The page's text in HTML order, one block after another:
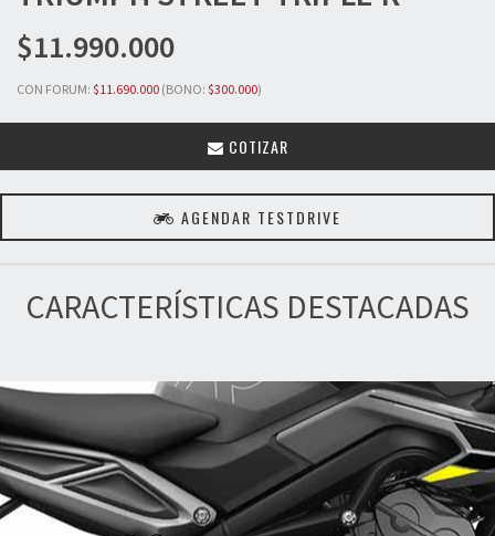
$11.990.000
CON FORUM: $11.690.000 (BONO: $300.000)
COTIZAR
AGENDAR TESTDRIVE
CARACTERÍSTICAS DESTACADAS